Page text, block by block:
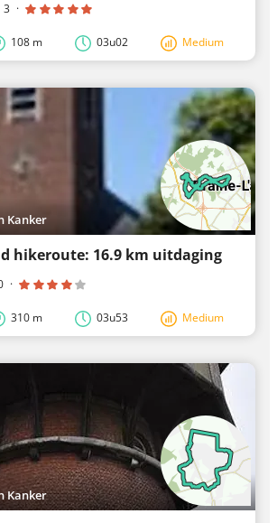
3 ·
108 m 03u02 Medium
Kanker
hikeroute: 16.9 km uitdaging
·
310 m 03u53 Medium
Kanker